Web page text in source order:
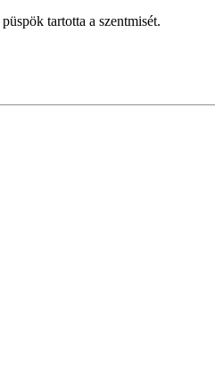
püspök tartotta a szentmisét.